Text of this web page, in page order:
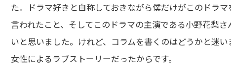
た。ドラマ好きと自称しておきながら僕だけがこのドラ
言われたこと、そしてこのドラマの主演である小野花梨
いと思いました。けれど、コラムを書くのはどうかと迷
女性によるラブストーリーだったからです。